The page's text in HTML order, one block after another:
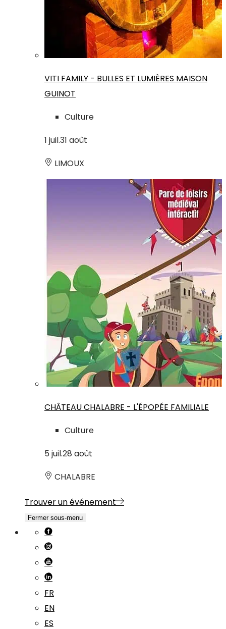
VITI FAMILY - BULLES ET LUMIÈRES MAISON
GUINOT
Culture
1 juil.31 août
LIMOUX
CHÂTEAU CHALABRE - L'ÉPOPÉE FAMILIALE
Culture
5 juil.28 août
CHALABRE
Trouver un événement
Fermer sous-menu
FR
EN
ES